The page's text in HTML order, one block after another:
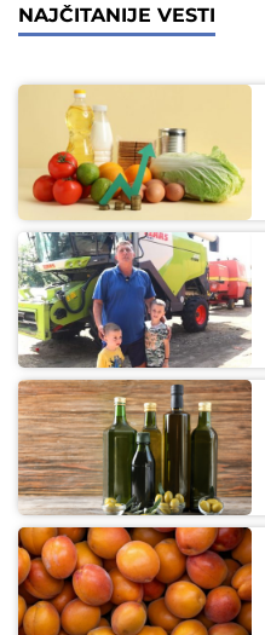
NAJČITANIJE VESTI